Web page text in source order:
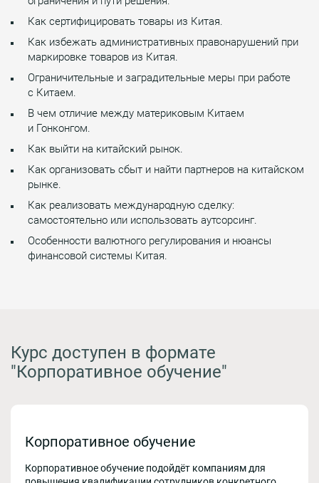
Как сертифицировать товары из Китая.
Как избежать административных правонарушений при
маркировке товаров из Китая.
Ограничительные и заградительные меры при работе
с Китаем.
В чем отличие между материковым Китаем
и Гонконгом.
Как выйти на китайский рынок.
Как организовать сбыт и найти партнеров на китайском
рынке.
Как реализовать международную сделку:
самостоятельно или использовать аутсорсинг.
Особенности валютного регулирования и нюансы
финансовой системы Китая.
Курс доступен в формате
"Корпоративное обучение"
Корпоративное обучение
Корпоративное обучение подойдёт компаниям для